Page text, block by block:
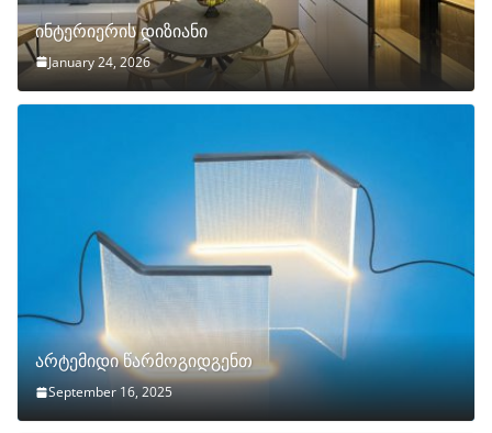
ინტერიერის დიზიანი
January 24, 2026
არტემიდი წარმოგიდგენთ
September 16, 2025